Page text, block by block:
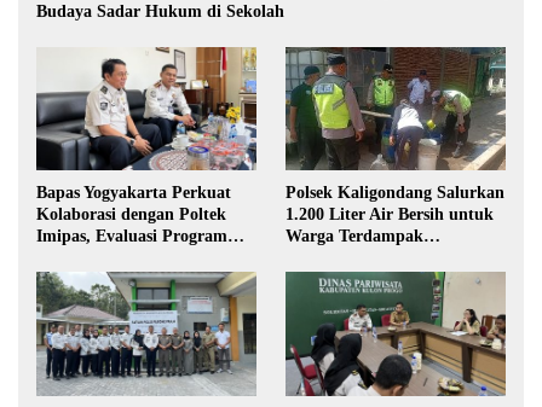
Budaya Sadar Hukum di Sekolah
Bapas Yogyakarta Perkuat
Kolaborasi dengan Poltek
Imipas, Evaluasi Program
Polsek Kaligondang Salurkan
1.200 Liter Air Bersih untuk
Warga Terdampak